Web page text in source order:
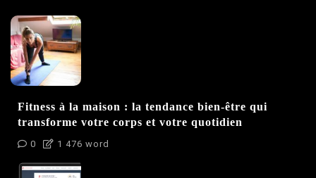
Fitness à la maison : la tendance bien-être qui
transforme votre corps et votre quotidien
0 1 476 word